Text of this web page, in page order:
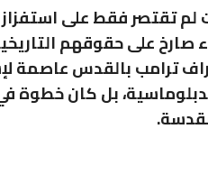
لم تقتصر فقط على
صارخ على حقوقهم
ترامب بالقدس عاصمة
بل كان خطوة